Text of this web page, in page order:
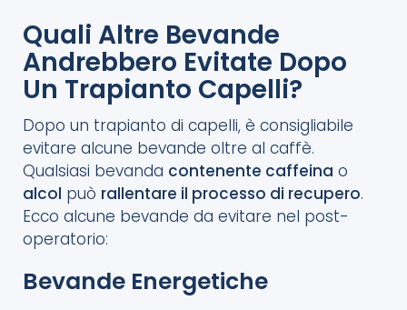
Quali Altre Bevande
Andrebbero Evitate Dopo
Un Trapianto Capelli?
Dopo un trapianto di capelli, è consigliabile
evitare alcune bevande oltre al caffè.
Qualsiasi bevanda contenente caffeina o
alcol può rallentare il processo di recupero.
Ecco alcune bevande da evitare nel post-
operatorio:
Bevande Energetiche